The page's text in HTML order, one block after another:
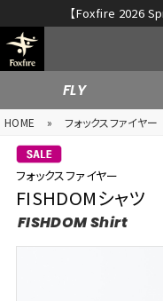
【Foxfire 2026
FLY
HOME » フォックスファイヤー
フォックスファイヤー
FISHDOMシャツ
FISHDOM Shirt